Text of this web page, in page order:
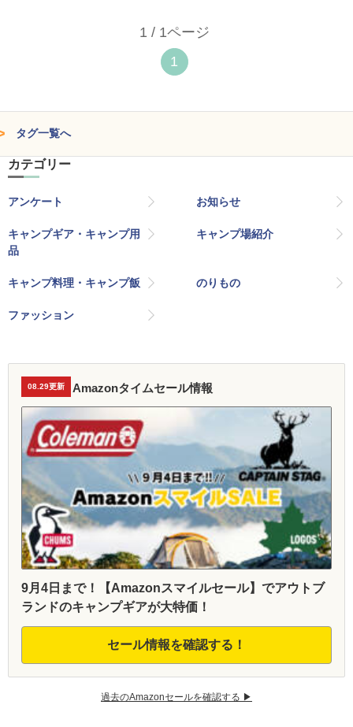
1 / 1ページ
1
タグ一覧へ
カテゴリー
アンケート お知らせ
キャンプギア・キャンプ用
品
キャンプ場紹介
キャンプ料理・キャンプ飯 のりもの
ファッション
08.29更新 Amazonタイムセール情報
9月4日まで！【Amazonスマイルセール】でアウトブ
ランドのキャンプギアが大特価！
セール情報を確認する！
過去のAmazonセールを確認する ▶︎